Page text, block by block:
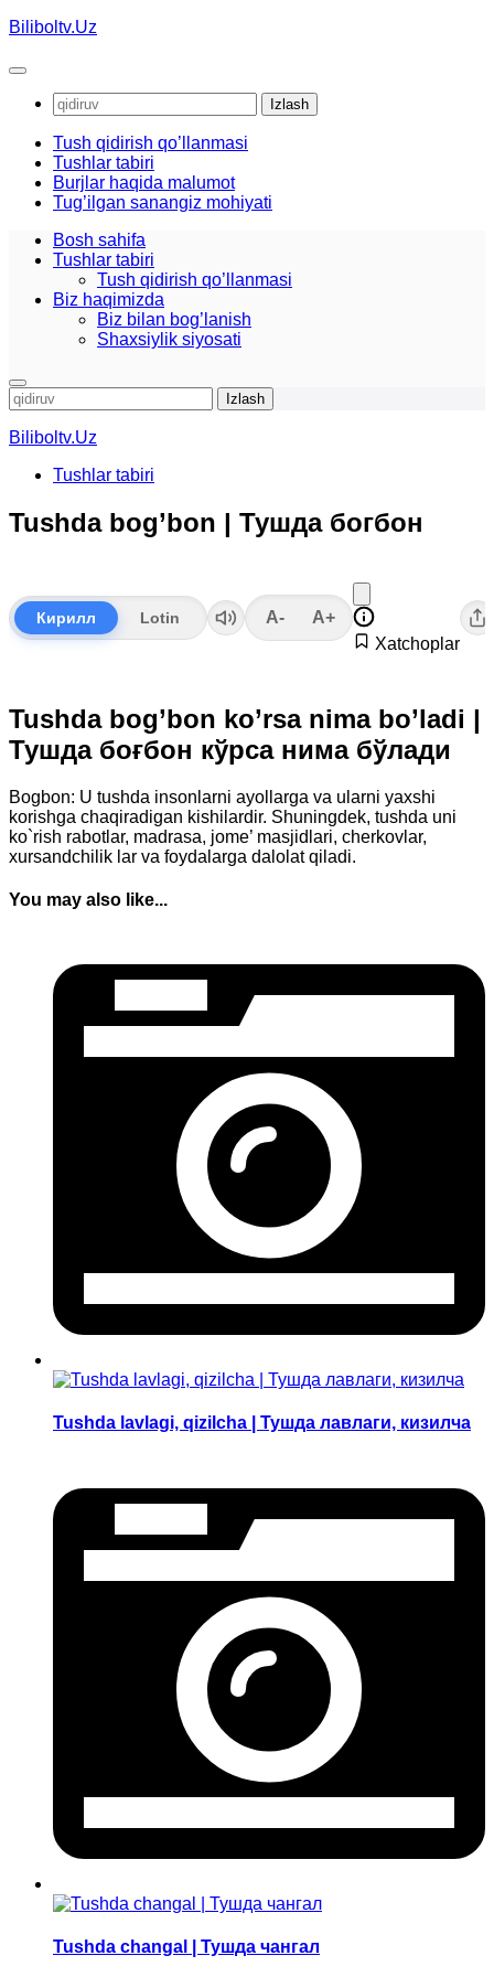
Skip
content
Biliboltv.Uz
Qidirshish:
Tush qidirish qo’llanmasi
Tushlar tabiri
Burjlar haqida malumot
Tug’ilgan sanangiz mohiyati
Bosh sahifa
Tushlar tabiri
Tush qidirish qo’llanmasi
Biz haqimizda
Biz bilan bog’lanish
Shaxsiylik siyosati
Qidirshish:
Biliboltv.Uz
Tushlar tabiri
Tushda bog’bon | Тушда богбон
Кирилл Lotin A-
A+
Xatchoplar
Tushda bog’bon ko’rsa nima bo’ladi |
Тушда боғбон кўрса нима бўлади
Bogbon: U tushda insonlarni ayollarga va ularni yaxshi
korishga chaqiradigan kishilardir. Shuningdek, tushda uni
ko`rish rabotlar, madrasa, jome’ masjidlari, cherkovlar,
xursandchilik lar va foydalarga dalolat qiladi.
You may also like...
Tushda lavlagi, qizilcha | Тушда лавлаги, кизилча
Tushda changal | Тушда чангал